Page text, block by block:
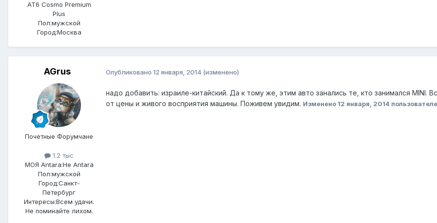
AT6 Cosmo Premium
Plus
Пол:мужской
Город:Москва
AGrus
Почетные Форумчане
1.2 тыс
МОЯ Antara:Не Antara
Пол:мужской
Город:Санкт-
Петербург
Интересы:Всем удачи.
Не поминайте лихом.
Опубликовано 12 января, 2014 (изменено)
надо добавить: израиле-китайский. Да к тому же, этим авто занались те, кто занимался MINI.
от цены и живого восприятия машины. Поживем увидим. Изменено 12 января, 2014